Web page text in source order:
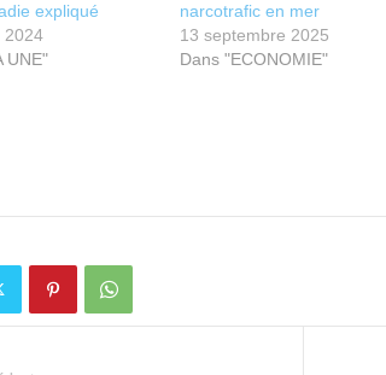
expliqué
2024
UNE"
narcotrafic en mer
13 septembre 2025
Dans "ECONOMIE"